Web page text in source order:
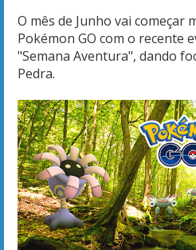
O mês de Junho vai começar
Pokémon GO com o recente
"Semana Aventura", dando
Pedra.